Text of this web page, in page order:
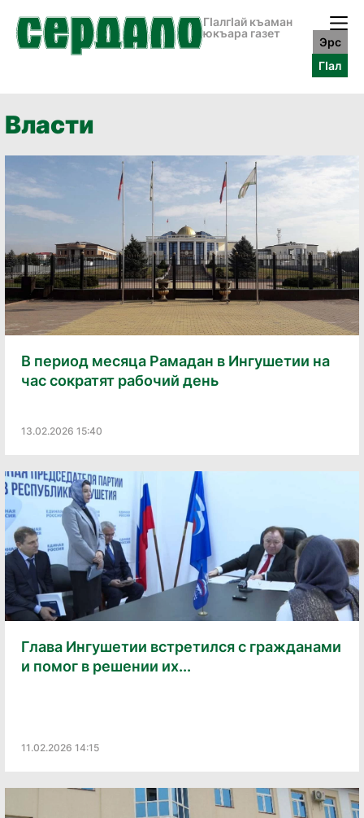
ГӀалгӀай къаман
юкъара газет
Эрс
ГӀал
Власти
В период месяца Рамадан в Ингушетии на
час сократят рабочий день
13.02.2026 15:40
Глава Ингушетии встретился с гражданами
и помог в решении их...
11.02.2026 14:15